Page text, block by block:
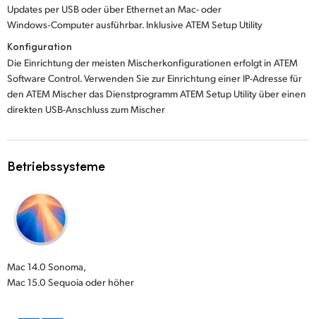
Updates per USB oder über Ethernet an Mac- oder
Windows‑Computer ausführbar. Inklusive ATEM Setup Utility
Konfiguration
Die Einrichtung der meisten Mischerkonfigurationen erfolgt in ATEM
Software Control. Verwenden Sie zur Einrichtung einer IP-Adresse für
den ATEM Mischer das Dienstprogramm ATEM Setup Utility über einen
direkten USB-Anschluss zum Mischer
Betriebssysteme
Mac 14.0 Sonoma,
Mac 15.0 Sequoia oder höher